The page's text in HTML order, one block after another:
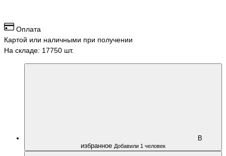
Оплата
Картой или наличными при получении
На складе: 17750 шт.
В
избранное Добавили 1 человек